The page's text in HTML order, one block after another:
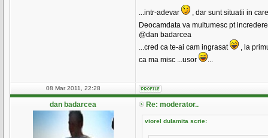
...intr-adevar
, dar sunt situatii in
Deocamdata va multumesc pt
@dan badarcea
...cred ca te-ai cam ingrasat
, la
ca ma misc ...usor
...
08 Mar 2011, 22:28
dan badarcea Re: moderator..
viorel dulamita scrie: